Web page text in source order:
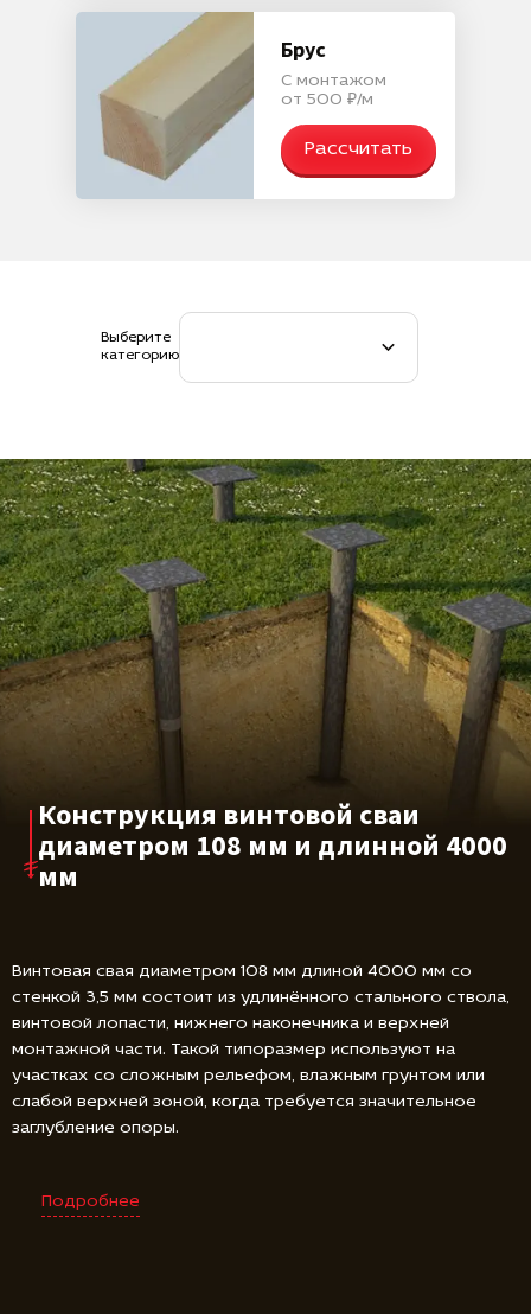
Брус
С монтажом
от 500 ₽/м
Рассчитать
Выберите
категорию
Конструкция винтовой сваи
диаметром 108 мм и длинной 4000
мм
Винтовая свая диаметром 108 мм длиной 4000 мм со
стенкой 3,5 мм состоит из удлинённого стального ствола,
винтовой лопасти, нижнего наконечника и верхней
монтажной части. Такой типоразмер используют на
участках со сложным рельефом, влажным грунтом или
слабой верхней зоной, когда требуется значительное
заглубление опоры.
Подробнее